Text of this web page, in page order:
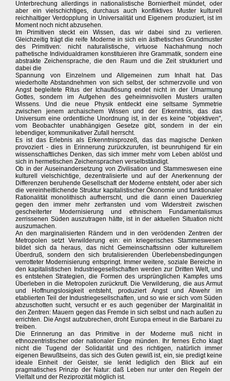
Unterbrechung allerdings in nationalistische Borniertheit mündet, oder
aber ein vielschichtiges, durchaus auch konfliktives Muster kulturell
reichhaltiger Verdopplung in Universalität und Eigenem produziert, ist im
Moment noch nicht abzusehen.
Im Primitiven steckt ein Wissen, das wir dabei sind zu verlieren.
Gleichzeitig trägt die reife Moderne in sich ein ästhetisches Grundmuster
des Primitiven: nicht naturalistische, virtuose Nachahmung noch
pathetische Individualdramen konstituieren ihre Grammatik, sondern eine
abstrakte Zeichensprache, die den Raum und die Zeit strukturiert und
dabei die
Spannung von Einzelnem und Allgemeinen zum Inhalt hat. Das
wiederholte Abstandnehmen von sich selbst, der schmerzvolle und von
Angst begleitete Ritus der Ichauflösung endet nicht in der Umarmung
Gottes, sondern im Aufgehen des geheimnisvollen Musters uralten
Wissens. Und die neue Physik entdeckt eine seltsame Symmetrie
zwischen jenem archaischem Wissen und der Erkenntnis, das das
Universum eine ordentliche Unordnung ist, in der es keine "objektiven",
vom Beobachter unabhängigen Gesetze gibt, sondern in der ein
lebendiger, kommunikativer Zufall herrscht.
Es ist das Erlebnis als Erkenntnisprozeß, das das magische Denken
provoziert - dies in Erinnerung zurückzurufen, ist beunruhigend für ein
wissenschaftliches Denken, das sich immer mehr vom Leben ablöst und
sich in hermetischen Zeichensprachen verselbständigt.
Ob in der Auseinandersetzung von Zivilisation und Stammeswesen eine
kulturell vielschichtige, dezentralisierte und auf der Anerkennung der
Differenzen beruhende Gesellschaft der Moderne entsteht, oder aber sich
die vereinheitlichende Struktur kapitalistischer Ökonomie und funktionaler
Rationalität monolithisch aufherrscht, und die dann einen Dauerkrieg
gegen den immer mehr zerfransten und vom Widerstreit zwischen
gescheiterter Modernisierung und ethnischem Fundamentalismus
zerrissenen Süden auszutragen hätte, ist in der aktuellen Situation nicht
auszumachen.
An den marginalisierten Rändern und in den verödenden Zentren der
Metropolen setzt Verwilderung ein: ein kriegerisches Stammeswesen
bildet sich da heraus, das nicht Gemeinschaftssinn oder kulturellem
Überdruß, sondern den sich brutalisierenden Überlebensbedingungen
verrotteter Modernisierung entspringt. Immer weitere, soziale Bereiche in
den kapitalistischen Industriegesellschaften werden zur Dritten Welt, und
es entstehen Strategien, die Formen des ursprünglichen Kampfes ums
Überleben in die Metropolen zurückruft. Die Verwilderung, die aus Armut
und Hoffnungslosigkeit entsteht, produziert Angst und Abwehr im
etablierten Teil der Industriegesellschaften, und so wie er sich vom Süden
abzuschotten sucht, versucht er es auch gegenüber der Marginalität in
den Zentren: Mauern gegen das Fremde in sich selbst und nach außen zu
errichten. Die Angst aufzubrechen, droht Europa erneut in die Barbarei zu
treiben.
Die Erinnerung an das Primitive in der Moderne muß nicht in
ethnozentristischer oder nationaler Enge münden. Ihr fernes Echo klagt
nicht die Tugend der Solidarität und des richtigen, natürlich immer
eigenen Bewußtseins, das sich des Guten gewiß ist, ein, sie predigt keine
ideale Einheit der Geister, sie lenkt lediglich den Blick auf ein
pragmatisches Prinzip der Natur: daß Leben nur unter den Regeln der
Vielfalt und der Reziprozität möglich ist.